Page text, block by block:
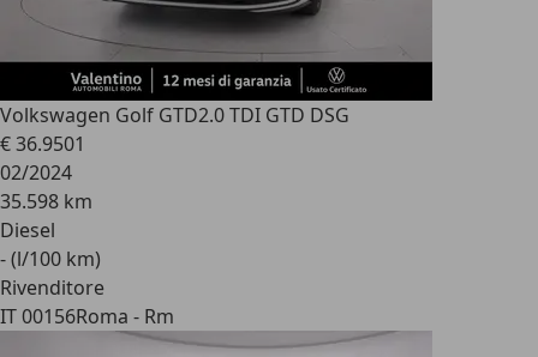
Volkswagen Golf GTD2.0 TDI GTD DSG
€ 36.9501
02/2024
35.598 km
Diesel
- (l/100 km)
Rivenditore
IT 00156Roma - Rm